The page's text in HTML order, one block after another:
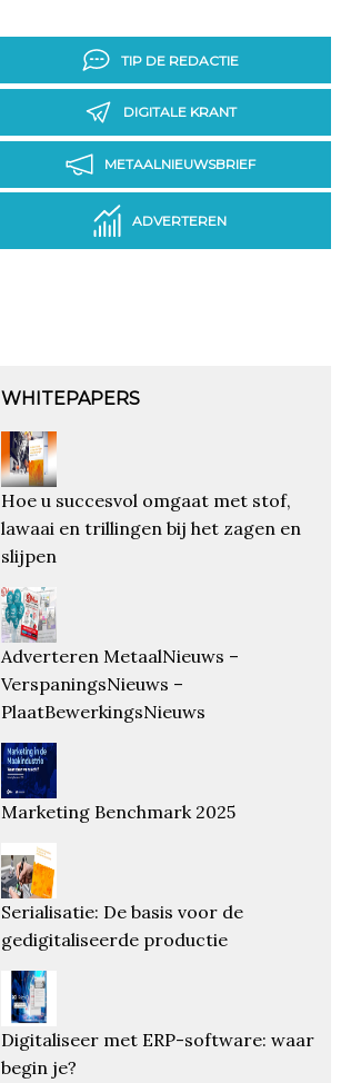
TIP DE REDACTIE
DIGITALE KRANT
METAALNIEUWSBRIEF
ADVERTEREN
WHITEPAPERS
Hoe u succesvol omgaat met stof,
lawaai en trillingen bij het zagen en
slijpen
Adverteren MetaalNieuws –
VerspaningsNieuws –
PlaatBewerkingsNieuws
Marketing Benchmark 2025
Serialisatie: De basis voor de
gedigitaliseerde productie
Digitaliseer met ERP-software: waar
begin je?